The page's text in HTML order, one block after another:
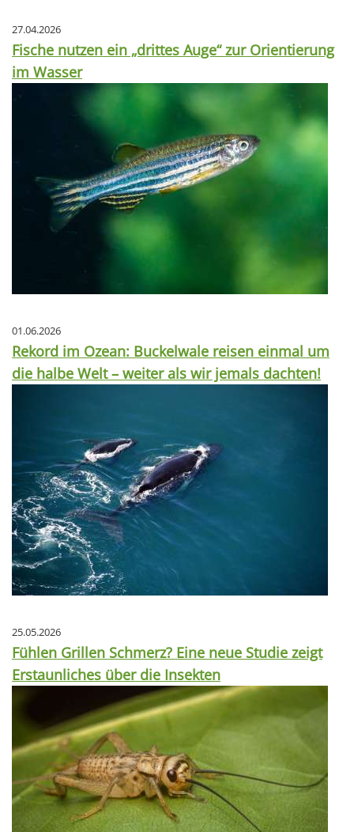
27.04.2026
Fische nutzen ein „drittes Auge“ zur Orientierung
im Wasser
01.06.2026
Rekord im Ozean: Buckelwale reisen einmal um
die halbe Welt – weiter als wir jemals dachten!
25.05.2026
Fühlen Grillen Schmerz? Eine neue Studie zeigt
Erstaunliches über die Insekten